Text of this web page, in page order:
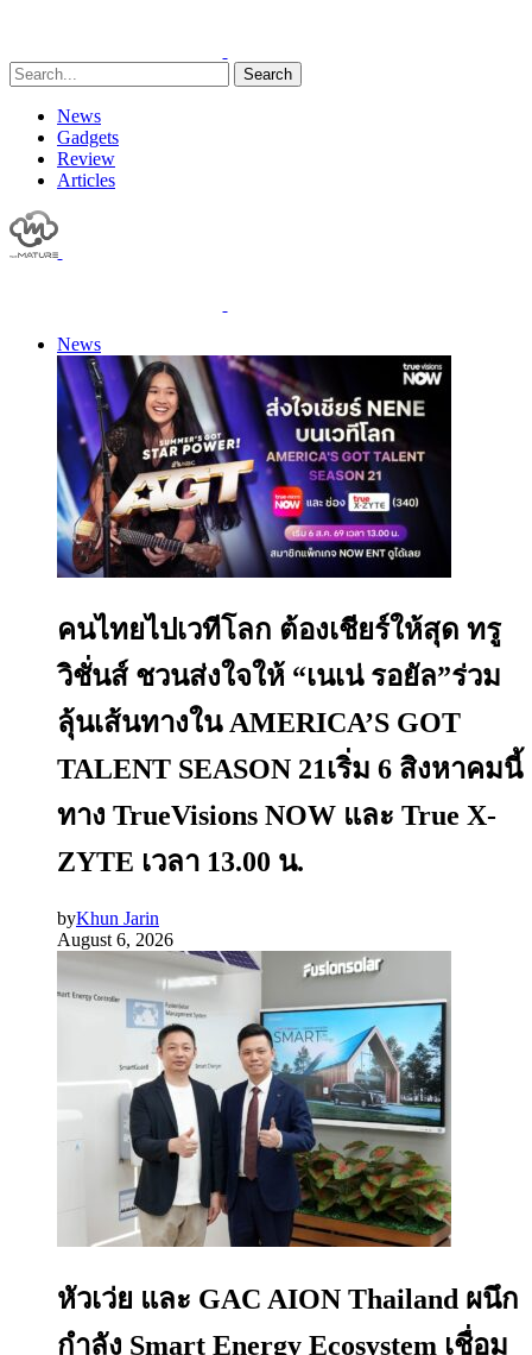
Search
News
Gadgets
Review
Articles
News
คนไทยไปเวทีโลก ต้องเชียร์ให้สุด ทรู
วิชั่นส์ ชวนส่งใจให้ “เนเน่ รอยัล”ร่วม
ลุ้นเส้นทางใน AMERICA’S GOT
TALENT SEASON 21เริ่ม 6 สิงหาคมนี้
ทาง TrueVisions NOW และ True X-
ZYTE เวลา 13.00 น.
byKhun Jarin
August 6, 2026
หัวเว่ย และ GAC AION Thailand ผนึก
กำลัง Smart Energy Ecosystem เชื่อม